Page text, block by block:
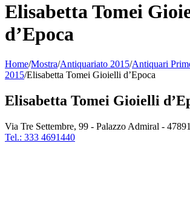
Elisabetta Tomei
d’Epoca
Home/Mostra/Antiquariato 2015/Antiquari
2015/Elisabetta Tomei Gioielli d’Epoca
Elisabetta Tomei Gioielli
Via Tre Settembre, 99 - Palazzo Admiral -
Tel.: 333 4691440